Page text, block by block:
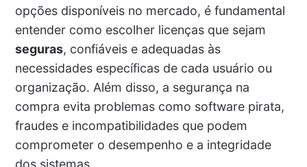
opções disponíveis no mercado, é fundamental
entender como escolher licenças que sejam
seguras, confiáveis e adequadas às
necessidades específicas de cada usuário ou
organização. Além disso, a segurança na
compra evita problemas como software pirata,
fraudes e incompatibilidades que podem
comprometer o desempenho e a integridade
dos sistemas.